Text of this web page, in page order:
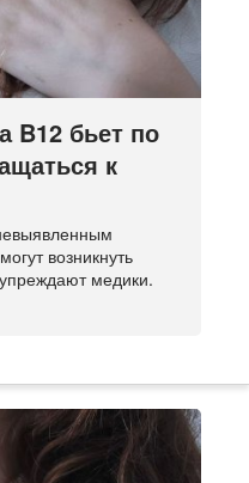
B12 бьет по
к
возникнуть
медики.